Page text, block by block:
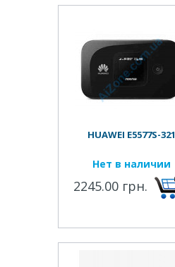
HUAWEI E5577S-321
Нет в наличии
2245.00 грн.